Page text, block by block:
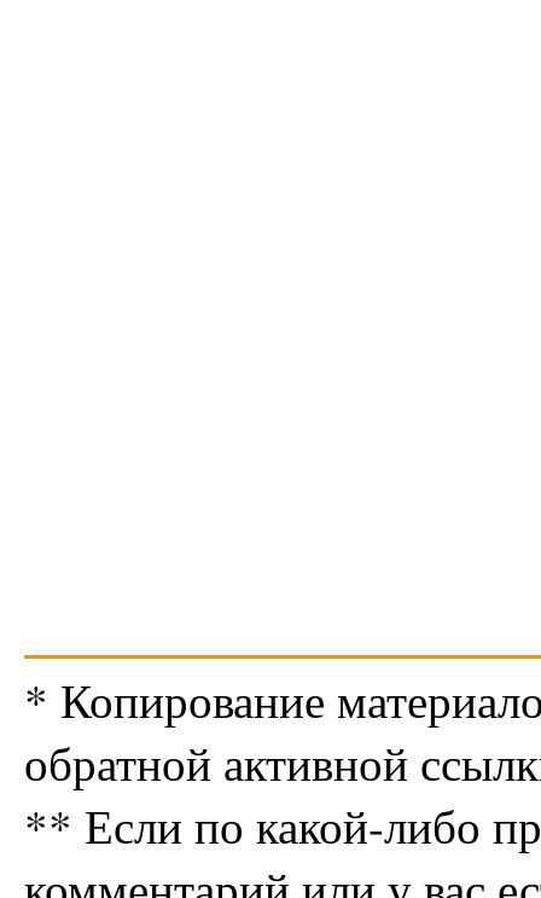
* Копирование
обратной активной
** Если по какой-либо